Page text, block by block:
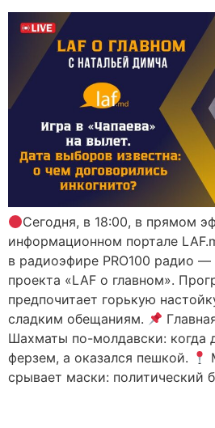
Сегодня, в 18:00, в прямом
информационном портале
в радиоэфире PRO100 радио
проекта «LAF о главном».
предпочитает горькую
сладким обещаниям.
Шахматы по-молдавски: когда
ферзем, а оказался пешкой.
срывает маски: политический